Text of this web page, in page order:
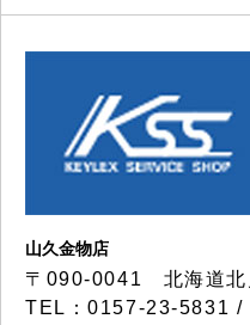
山久金物店
〒090-0041 北海道北
TEL：0157-23-5831